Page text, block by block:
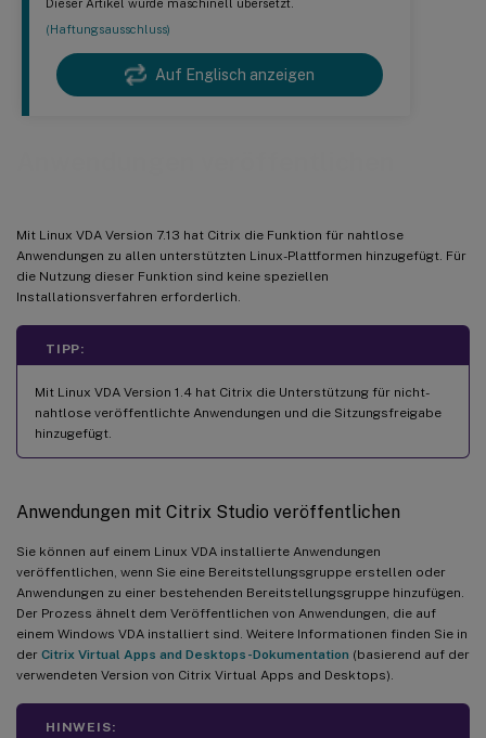
Dieser Artikel wurde maschinell übersetzt.
(Haftungsausschluss)
Auf Englisch anzeigen
Mit Linux VDA Version 7.13 hat Citrix die Funktion für nahtlose
Anwendungen zu allen unterstützten Linux-Plattformen hinzugefügt. Für
die Nutzung dieser Funktion sind keine speziellen
Installationsverfahren erforderlich.
TIPP:
Mit Linux VDA Version 1.4 hat Citrix die Unterstützung für nicht-
nahtlose veröffentlichte Anwendungen und die Sitzungsfreigabe
hinzugefügt.
Anwendungen mit Citrix Studio veröffentlichen
Sie können auf einem Linux VDA installierte Anwendungen
veröffentlichen, wenn Sie eine Bereitstellungsgruppe erstellen oder
Anwendungen zu einer bestehenden Bereitstellungsgruppe hinzufügen.
Der Prozess ähnelt dem Veröffentlichen von Anwendungen, die auf
einem Windows VDA installiert sind. Weitere Informationen finden Sie in
der Citrix Virtual Apps and Desktops-Dokumentation (basierend auf der
verwendeten Version von Citrix Virtual Apps and Desktops).
HINWEIS: